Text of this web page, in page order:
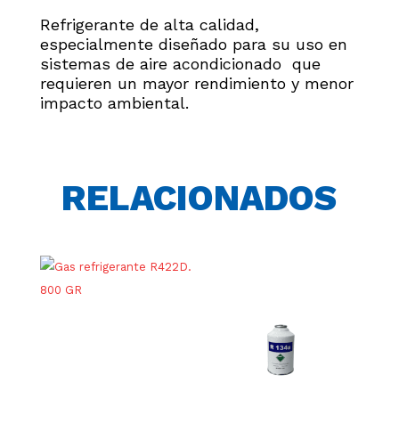
Refrigerante de alta calidad,
especialmente diseñado para su uso en
sistemas de aire acondicionado que
requieren un mayor rendimiento y menor
impacto ambiental.
RELACIONADOS